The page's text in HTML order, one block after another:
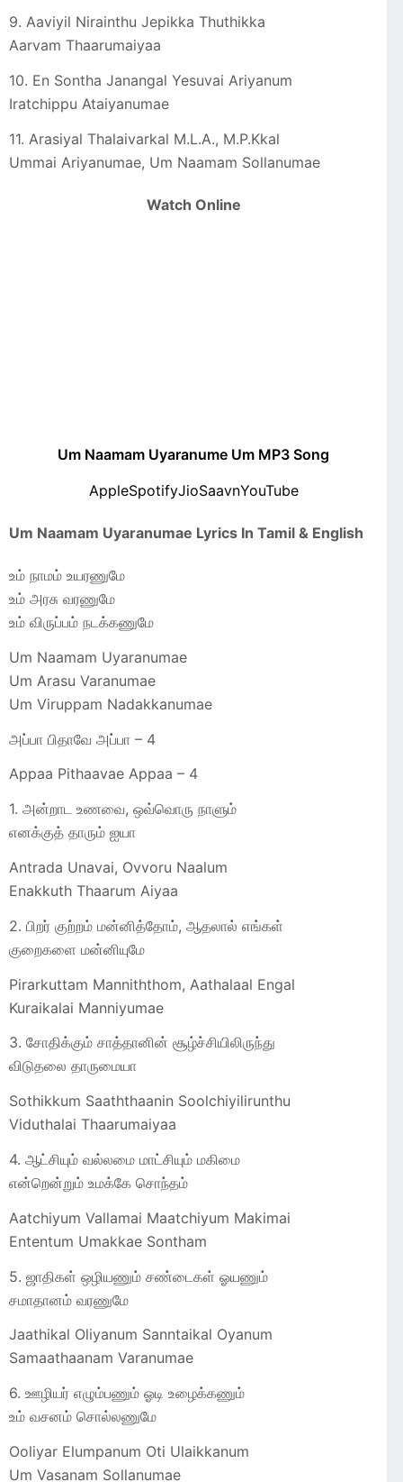
9. Aaviyil Nirainthu Jepikka Thuthikka
Aarvam Thaarumaiyaa
10. En Sontha Janangal Yesuvai Ariyanum
Iratchippu Ataiyanumae
11. Arasiyal Thalaivarkal M.L.A., M.P.Kkal
Ummai Ariyanumae, Um Naamam Sollanumae
Watch Online
Um Naamam Uyaranume Um MP3 Song
AppleSpotifyJioSaavnYouTube
Um Naamam Uyaranumae Lyrics In Tamil & English
உம் நாமம் உயரணுமே
உம் அரசு வரணுமே
உம் விருப்பம் நடக்கணுமே
Um Naamam Uyaranumae
Um Arasu Varanumae
Um Viruppam Nadakkanumae
அப்பா பிதாவே அப்பா – 4
Appaa Pithaavae Appaa – 4
1. அன்றாட உணவை, ஒவ்வொரு நாளும்
எனக்குத் தாரும் ஐயா
Antrada Unavai, Ovvoru Naalum
Enakkuth Thaarum Aiyaa
2. பிறர் குற்றம் மன்னித்தோம், ஆதலால் எங்கள்
குறைகளை மன்னியுமே
Pirarkuttam Manniththom, Aathalaal Engal
Kuraikalai Manniyumae
3. சோதிக்கும் சாத்தானின் சூழ்ச்சியிலிருந்து
விடுதலை தாருமையா
Sothikkum Saaththaanin Soolchiyilirunthu
Viduthalai Thaarumaiyaa
4. ஆட்சியும் வல்லமை மாட்சியும் மகிமை
என்றென்றும் உமக்கே சொந்தம்
Aatchiyum Vallamai Maatchiyum Makimai
Ententum Umakkae Sontham
5. ஜாதிகள் ஒழியணும் சண்டைகள் ஓயணும்
சமாதானம் வரணுமே
Jaathikal Oliyanum Sanntaikal Oyanum
Samaathaanam Varanumae
6. ஊழியர் எழும்பணும் ஓடி உழைக்கணும்
உம் வசனம் சொல்லணுமே
Ooliyar Elumpanum Oti Ulaikkanum
Um Vasanam Sollanumae